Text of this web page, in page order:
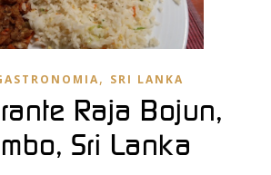
, SRI LANKA
Raja Bojun,
Sri Lanka